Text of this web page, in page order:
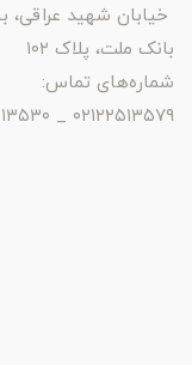
خیابان شهید
بانک ملت، پلاک ۱۰۲
شماره‌های تماس:
۰۲۱۲۲۵۱۳۵۷۹ _ ۰۲۱۲۲۵۱۳۵۳۰